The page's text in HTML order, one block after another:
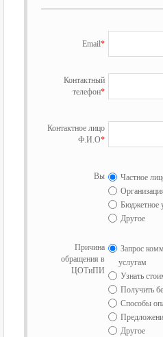
Email*
Контактный
телефон*
Контактное лицо
Ф.И.О*
Вы
Частное
Бюджетное
Другое
Причина
обращения в
ЦОТиПИ
Запрос
услугам
Узнать
Получить
Способы
Другое